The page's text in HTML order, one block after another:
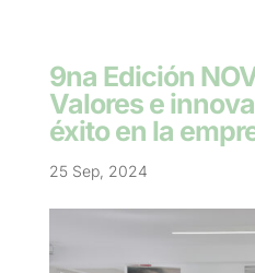
9na Edición
Valores e
éxito en la
25 Sep, 2024